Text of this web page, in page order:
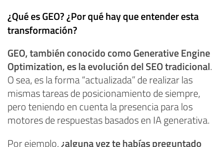
¿Qué es GEO? ¿Por qué hay que entender esta
transformación?
GEO, también conocido como Generative Engine
Optimization, es la evolución del SEO tradicional.
O sea, es la forma “actualizada” de realizar las
mismas tareas de posicionamiento de siempre,
pero teniendo en cuenta la presencia para los
motores de respuestas basados en IA generativa.
Por ejemplo,¿alguna vez te habías preguntado